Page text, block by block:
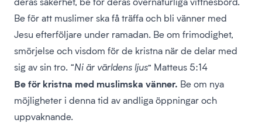
Be för att muslimer ska få träffa och bli vänner med
Jesu efterföljare under ramadan. Be om frimodighet,
smörjelse och visdom för de kristna när de delar med
sig av sin tro. “Ni är världens ljus” Matteus 5:14
Be för kristna med muslimska vänner. Be om nya
möjligheter i denna tid av andliga öppningar och
uppvaknande.